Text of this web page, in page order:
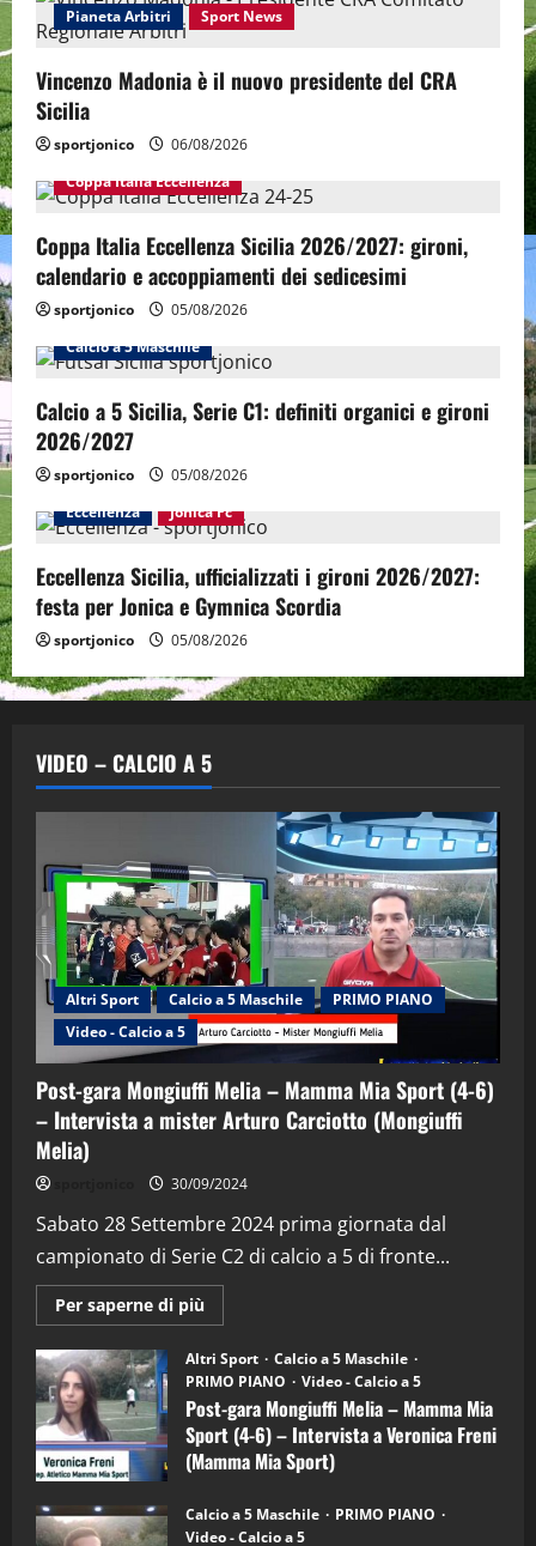
Pianeta Arbitri Sport News
Vincenzo Madonia è il nuovo presidente del CRA
Sicilia
sportjonico
06/08/2026
Coppa Italia Eccellenza
Coppa Italia Eccellenza Sicilia 2026/2027: gironi,
calendario e accoppiamenti dei sedicesimi
sportjonico
05/08/2026
Calcio a 5 Maschile
Calcio a 5 Sicilia, Serie C1: definiti organici e gironi
2026/2027
sportjonico
05/08/2026
Eccellenza
Jonica Fc
Eccellenza Sicilia, ufficializzati i gironi 2026/2027:
festa per Jonica e Gymnica Scordia
sportjonico 05/08/2026
VIDEO – CALCIO A 5
Altri Sport Calcio a 5 Maschile
PRIMO PIANO
Video - Calcio a 5
Post-gara Mongiuffi Melia – Mamma Mia Sport (4-6)
– Intervista a mister Arturo Carciotto (Mongiuffi
Melia)
30/09/2024
Sabato 28 Settembre 2024 prima giornata dal
campionato di Serie C2 di calcio a 5 di fronte...
Per saperne di più
informazioni
Post-
gara
Mongiuffi
Melia
–
Mamma
Mia
Sport
6)
–
Intervista
Altri Sport
Calcio a 5 Maschile
PRIMO PIANO
Video - Calcio a 5
Post-gara Mongiuffi Melia – Mamma Mia
Sport (4-6) – Intervista a Veronica Freni
(Mamma Mia Sport)
Calcio a 5 Maschile
PRIMO PIANO
Video - Calcio a 5
2
“SportEmpire” in Podcast: 29^ Puntata
(Martedi 28 Aprile 2026)
28/04/2026
3
"SportEmpire" in Podcast
“SportEmpire” in Podcast: 28^ Puntata
(Martedi 21 Aprile 2026)
21/04/2026
“SportEmpire” in Podcast: 27^ Puntata
(Martedi 14 Aprile 2026)